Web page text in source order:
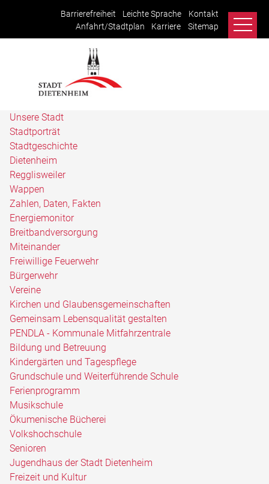
Barrierefreiheit Leichte Sprache
Kontakt
Anfahrt/Stadtplan
Karriere Sitemap
Unsere Stadt
Stadtporträt
Stadtgeschichte
Dietenheim
Regglisweiler
Wappen
Zahlen, Daten, Fakten
Energiemonitor
Breitbandversorgung
Miteinander
Freiwillige Feuerwehr
Bürgerwehr
Vereine
Kirchen und Glaubensgemeinschaften
Gemeinsam Lebensqualität gestalten
PENDLA - Kommunale Mitfahrzentrale
Bildung und Betreuung
Kindergärten und Tagespflege
Grundschule und Weiterführende Schule
Ferienprogramm
Musikschule
Ökumenische Bücherei
Volkshochschule
Senioren
Jugendhaus der Stadt Dietenheim
Freizeit und Kultur